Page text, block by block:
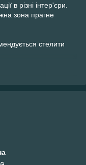
в різні інтер'єри.
зона прагне
стелити